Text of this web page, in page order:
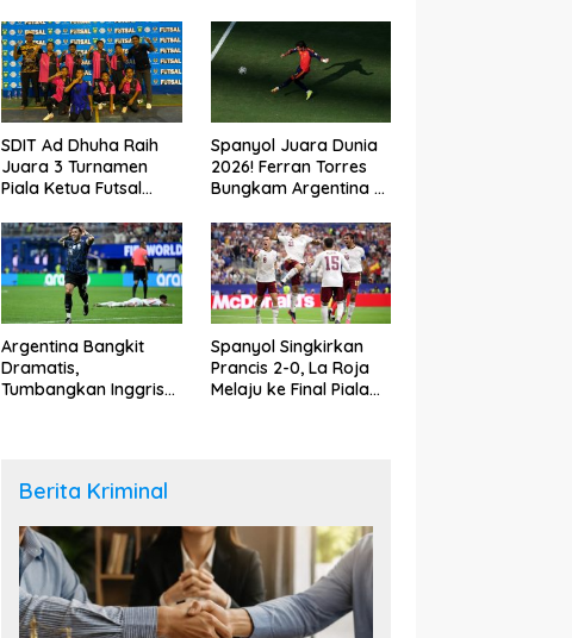
SDIT Ad Dhuha Raih
Juara 3 Turnamen
Piala Ketua Futsal
2026
Spanyol Juara Dunia
2026! Ferran Torres
Bungkam Argentina di
Argentina Bangkit
Dramatis,
Tumbangkan Inggris
Spanyol Singkirkan
Prancis 2-0, La Roja
Melaju ke Final Piala
Berita Kriminal